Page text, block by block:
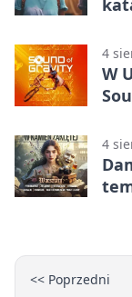
4
W
4
<< Poprzedni